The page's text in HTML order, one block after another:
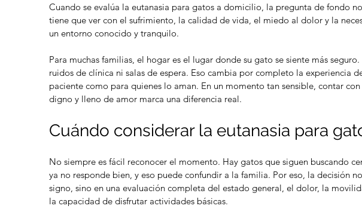
Cuando se evalúa la eutanasia para gatos a domicilio, la pregunta de fondo
tiene que ver con el sufrimiento, la calidad de vida, el miedo al dolor y la
un entorno conocido y tranquilo.
Para muchas familias, el hogar es el lugar donde su gato se siente más
ruidos de clínica ni salas de espera. Eso cambia por completo la experiencia
paciente como para quienes lo aman. En un momento tan sensible, contar
digno y lleno de amor marca una diferencia real.
Cuándo considerar la eutanasia para
No siempre es fácil reconocer el momento. Hay gatos que siguen buscando
ya no responde bien, y eso puede confundir a la familia. Por eso, la decisión
signo, sino en una evaluación completa del estado general, el dolor, la
la capacidad de disfrutar actividades básicas.